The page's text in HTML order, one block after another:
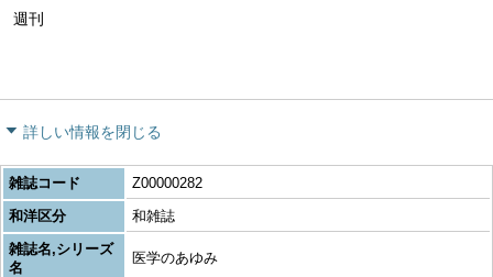
週刊
詳しい情報を閉じる
雑誌コード
Z00000282
和洋区分
和雑誌
雑誌名,シリーズ
名
医学のあゆみ